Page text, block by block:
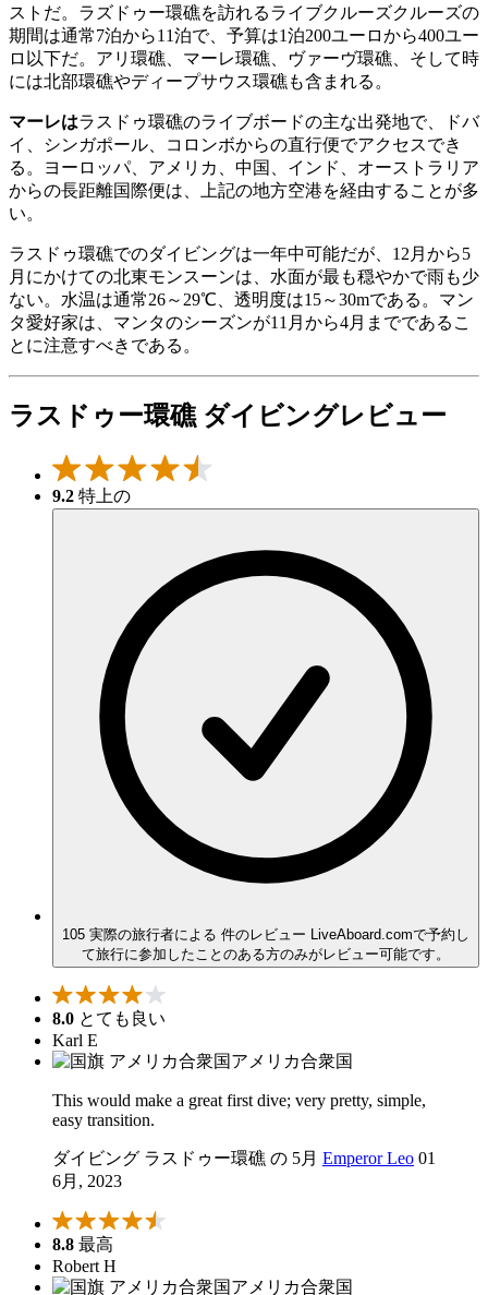
ストだ。ラズドゥー環礁を訪れるライブクルーズクルーズの
期間は通常7泊から11泊で、予算は1泊200ユーロから400ユー
ロ以下だ。アリ環礁、マーレ環礁、ヴァーヴ環礁、そして時
には北部環礁やディープサウス環礁も含まれる。
マーレはラスドゥ環礁のライブボードの主な出発地で、ドバ
イ、シンガポール、コロンボからの直行便でアクセスでき
る。ヨーロッパ、アメリカ、中国、インド、オーストラリア
からの長距離国際便は、上記の地方空港を経由することが多
い。
ラスドゥ環礁でのダイビングは一年中可能だが、12月から5
月にかけての北東モンスーンは、水面が最も穏やかで雨も少
ない。水温は通常26～29℃、透明度は15～30mである。マン
タ愛好家は、マンタのシーズンが11月から4月までであるこ
とに注意すべきである。
ラスドゥー環礁 ダイビングレビュー
9.2 特上の
105 実際の旅行者による 件のレビュー LiveAboard.comで予約し
て旅行に参加したことのある方のみがレビュー可能です。
8.0 とても良い
Karl E
アメリカ合衆国
This would make a great first dive; very pretty, simple,
easy transition.
ダイビング ラスドゥー環礁 の 5月 Emperor Leo 01
6月, 2023
8.8 最高
Robert H
アメリカ合衆国